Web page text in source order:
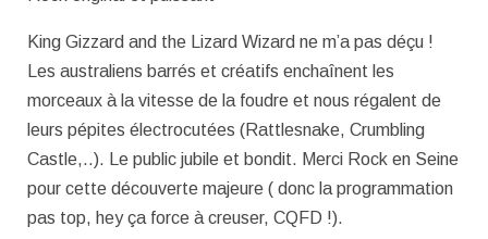
King Gizzard and the Lizard Wizard ne m’a pas déçu !
Les australiens barrés et créatifs enchaînent les
morceaux à la vitesse de la foudre et nous régalent de
leurs pépites électrocutées (Rattlesnake, Crumbling
Castle,..). Le public jubile et bondit. Merci Rock en Seine
pour cette découverte majeure ( donc la programmation
pas top, hey ça force à creuser, CQFD !).